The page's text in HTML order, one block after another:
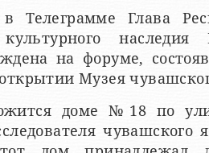
Телеграмме Глава
наследия
на форуме,
Музея
доме №18 по
чувашского